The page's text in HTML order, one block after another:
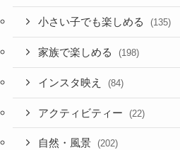
小さい子でも楽しめる (135)
家族で楽しめる (198)
インスタ映え (84)
アクティビティー (22)
自然・風景 (202)